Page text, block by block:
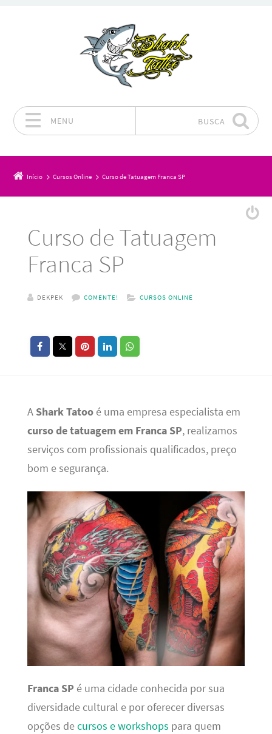
MENU BUSCA
Início Cursos Online Curso de Tatuagem Franca SP
Curso de Tatuagem
Franca SP
DEKPEK COMENTE! CURSOS ONLINE
A Shark Tatooé uma empresa especialista em
curso de tatuagem em Franca SP, realizamos
serviços com profissionais qualificados, preço
bom e segurança.
Franca SP é uma cidade conhecida por sua
diversidade cultural e por oferecer diversas
opções decursos e workshops para quem